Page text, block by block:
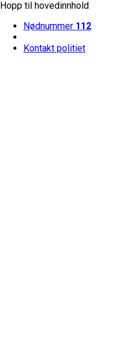
Hopp til hovedinnhold
Nødnummer 112
Kontakt politiet